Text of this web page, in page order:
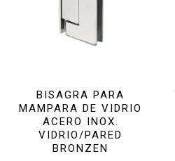
BISAGRA PARA
MAMPARA DE VIDRIO
ACERO INOX.
VIDRIO/PARED
BRONZEN